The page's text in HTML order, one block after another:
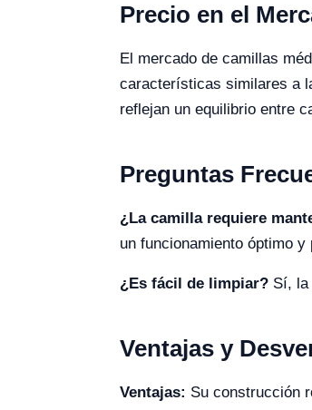
Precio en el
El mercado de camillas
características similares a
reflejan un equilibrio entre
Preguntas
¿La camilla requiere
un funcionamiento óptimo
¿Es fácil de limpiar? Sí, la
Ventajas y
Ventajas: Su construcción